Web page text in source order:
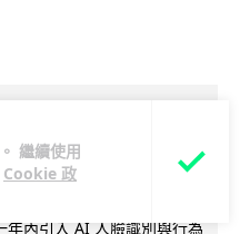
繼續使用
Cookie 政
眼 勞工處出動熱
識別精準執法
人機進行高空巡邏以打擊
年內引入 AI 人臉識別與行為